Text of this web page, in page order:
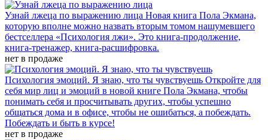
Узнай лжеца по выражению лица Новая книга Пола Экмана,
которую вполне можно назвать вторым томом нашумевшего
бестселлера «Психология лжи». Это книга-продолжение,
книга-тренажер, книга-расшифровка.
нет в продаже
Психология эмоций. Я знаю, что ты чувствуешь Откройте для
себя мир лиц и эмоций в новой книге Пола Экмана, чтобы
понимать себя и просчитывать других, чтобы успешно
общаться дома и в офисе, чтобы не ошибаться, а побеждать.
Побеждать и быть в курсе!
нет в продаже